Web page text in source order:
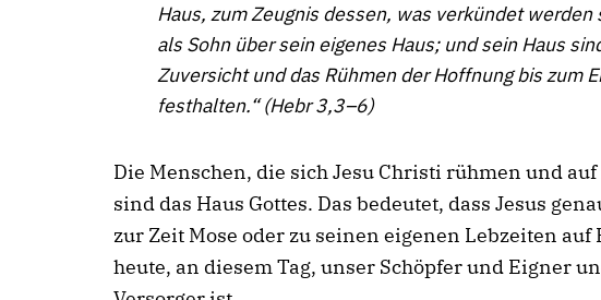
Haus, zum Zeugnis dessen, was verkündet
als Sohn über sein eigenes Haus; und sein Haus
Zuversicht und das Rühmen der Hoffnung bis zum
festhalten.“ (Hebr 3,3–6)
Die Menschen, die sich Jesu Christi rühmen und
sind das Haus Gottes. Das bedeutet, dass Jesus
zur Zeit Mose oder zu seinen eigenen Lebzeiten auf
heute, an diesem Tag, unser Schöpfer und Eigner